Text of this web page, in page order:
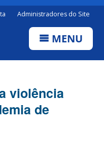
Administradores do Site
MENU
violência
de